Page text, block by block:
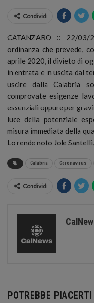
Condividi
CATANZARO :: 22/
ordinanza che prevede,
aprile 2020, il divieto di
in entrata e in uscita dal
uscire dalla Calabria
comprovate esigenze
essenziali oppure per
luce della potenziale
misura immediata della
Lo rende noto Jole
Calabria Coronavirus
Condividi
POTREBBE